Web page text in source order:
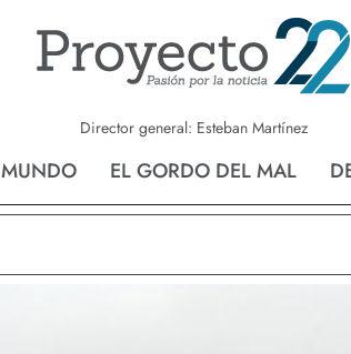
Director general: Esteban Martínez
MUNDO EL GORDO DEL MAL
Reynosa Nvo. Laredo